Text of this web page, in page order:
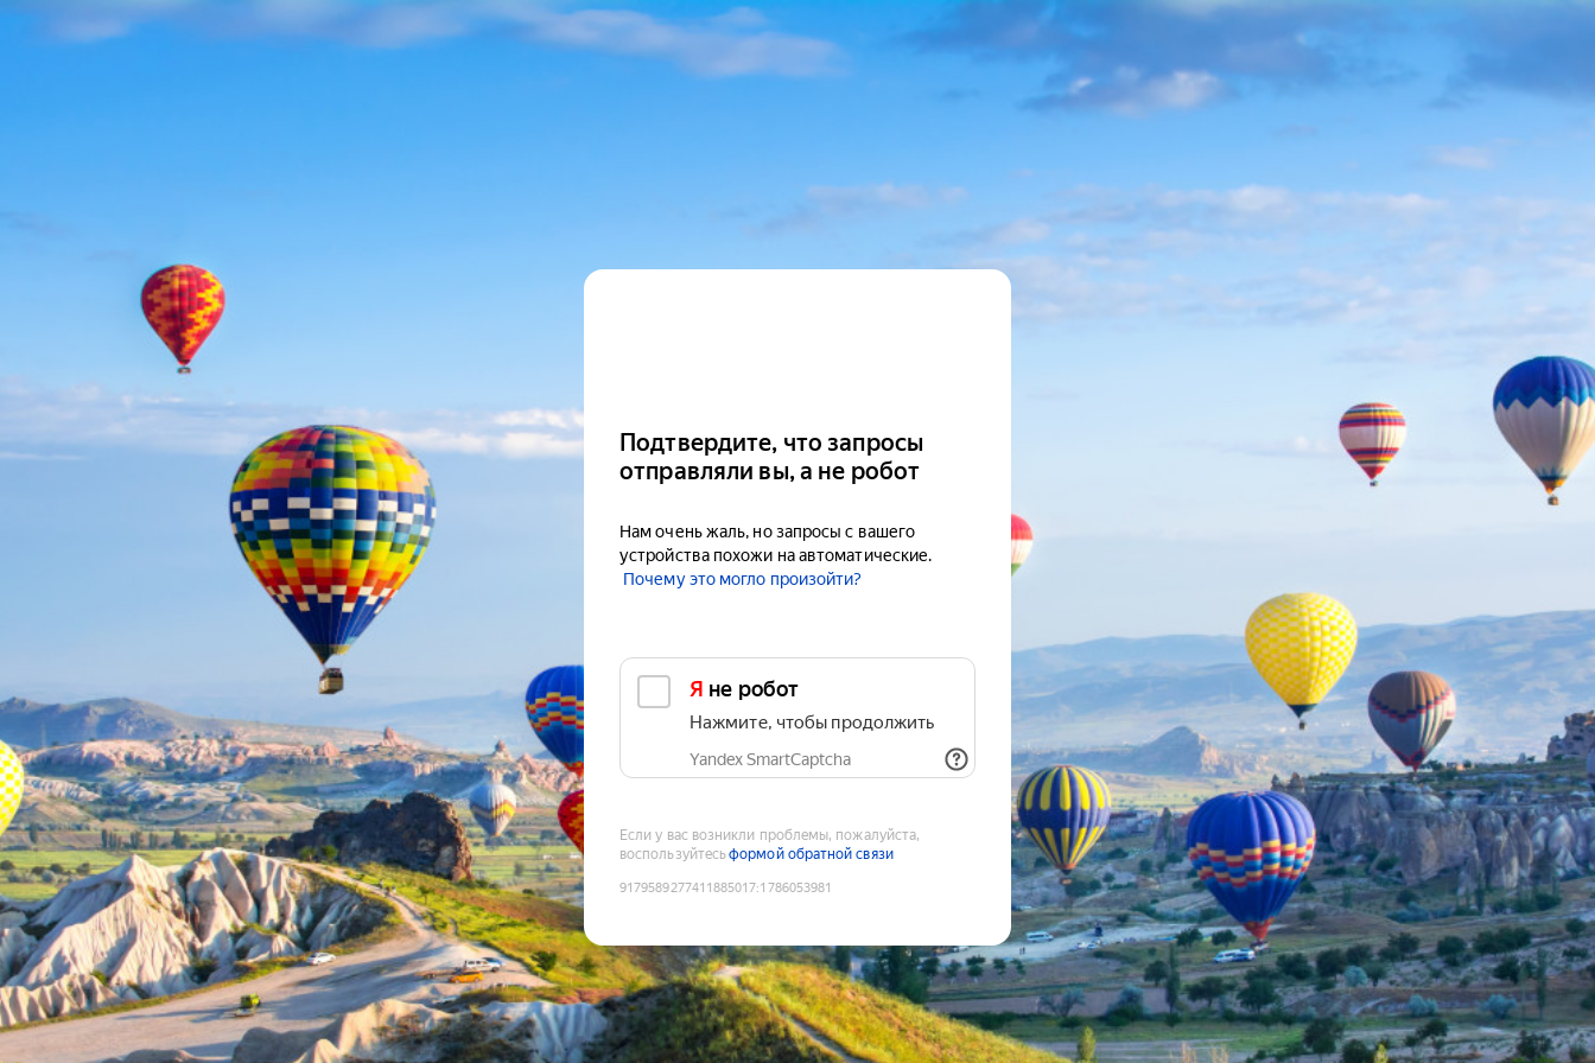
Подтвердите, что запросы
отправляли вы, а не робот
Нам очень жаль, но запросы с вашего
устройства похожи на автоматические.
Почему это могло произойти?
Я не робот
Нажмите, чтобы продолжить
Yandex SmartCaptcha
Если у вас возникли проблемы, пожалуйста,
воспользуйтесьформой обратной связи
9179589277411885017:1786053981